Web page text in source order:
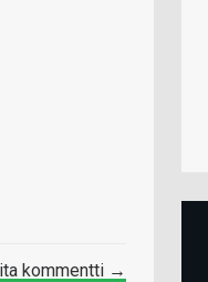
kommentti →